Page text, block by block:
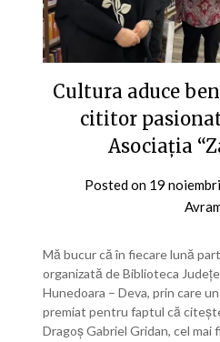
Cultura aduce
cititor
Asociația
Posted on 19
Mă bucur că în fiecare lună
organizată de Biblioteca
Hunedoara – Deva, prin care
premiat pentru faptul că
Dragoș Gabriel Gridan, cel